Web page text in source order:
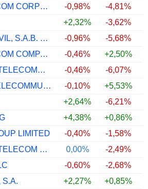
CHINA TELECOM CORPORATION LIMITED
-0,98% -4,81%
+2,32% -3,62%
AMÉRICA MÓVIL, S.A.B. DE C.V.
-0,96% -5,68%
SAUDI TELECOM COMPANY
-0,46% +2,50%
SINGAPORE TELECOMMUNICATIONS LIMITED
-0,46% -6,07%
EMIRATES TELECOMMUNICATIONS GROUP COMPANY
-0,10% +5,53%
+2,64% -6,21%
+4,38% +0,86%
LIMITED
-0,40% -1,58%
CHUNGHWA TELECOM CO., LTD.
0,00% -2,49%
-0,60% -2,68%
S.A.
+2,27% +0,85%